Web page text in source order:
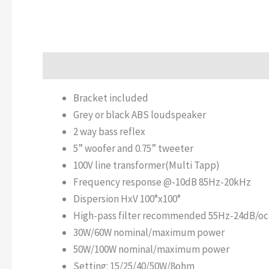
Bracket included
Grey or black ABS loudspeaker
2 way bass reflex
5” woofer and 0.75” tweeter
100V line transformer(Multi Tapp)
Frequency response @-10dB 85Hz-20kHz
Dispersion HxV 100°x100°
High-pass filter recommended 55Hz-24dB/
30W/60W nominal/maximum power
50W/100W nominal/maximum power
Setting: 15/25/40/50W/8ohm